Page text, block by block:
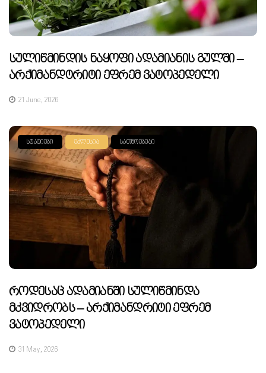
Სულიწმინდის Ნაყოფი Ადამიანის Გულში –
Არქიმანდტრიტი Ეფრემ Ვატოპედელი
21 June, 2026
ᲡᲢᲐᲢᲘᲔᲑᲘ ᲔᲙᲚᲔᲡᲘᲐ ᲡᲐᲗᲜᲝᲔᲑᲔᲑᲘ
Როდესაც Ადამიანში Სულიწმინდა
Მკვიდრობს – Არქიმანდრიტი Ეფრემ
Ვატოპედელი
31 May, 2026